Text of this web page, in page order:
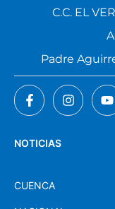
NOTICIAS
CUENCA
C.C. EL
Padre